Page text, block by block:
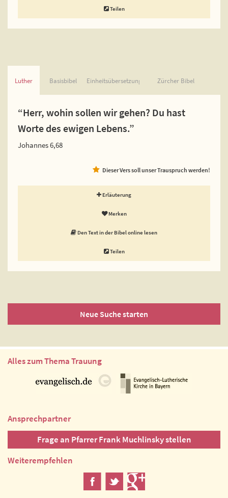
Teilen
Luther Basisbibel Einheitsübersetzung Zürcher Bibel
“Herr, wohin sollen wir gehen? Du hast
Worte des ewigen Lebens.”
Johannes 6,68
Dieser Vers soll unser Trauspruch werden!
Erläuterung
Merken
Den Text in der Bibel online lesen
Teilen
Neue Suche starten
Alles zum Thema Trauung
Ansprechpartner
Frage an Pfarrer Frank Muchlinsky stellen
Weiterempfehlen